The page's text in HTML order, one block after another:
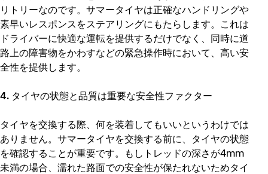
リトリーなのです。サマータイヤは正確なハンドリングや
素早いレスポンスをステアリングにもたらします。これは
ドライバーに快適な運転を提供するだけでなく、同時に道
路上の障害物をかわすなどの緊急操作時において、高い安
全性を提供します。
4. タイヤの状態と品質は重要な安全性ファクター
タイヤを交換する際、何を装着してもいいというわけでは
ありません。サマータイヤを交換する前に、タイヤの状態
を確認することが重要です。もしトレッドの深さが4mm
未満の場合、濡れた路面での安全性が保たれないためタイ